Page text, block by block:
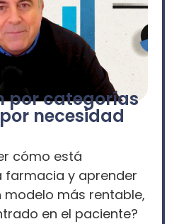
por categorías
necesidad
cómo está
farmacia y aprender
más rentable,
en el paciente?